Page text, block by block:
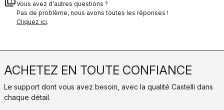
Vous avez d'autres questions ?
Pas de problème, nous avons toutes les réponses !
Cliquez ici.
ACHETEZ EN TOUTE CONFIANCE
Le support dont vous avez besoin, avec la qualité Castelli dans
chaque détail.